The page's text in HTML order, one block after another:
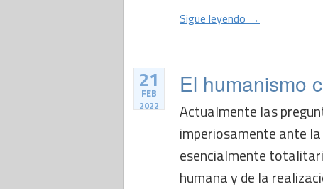
Sigue leyendo →
21
FEB
2022
El humanismo
Actualmente las
imperiosamente ante
esencialmente
humana y de la